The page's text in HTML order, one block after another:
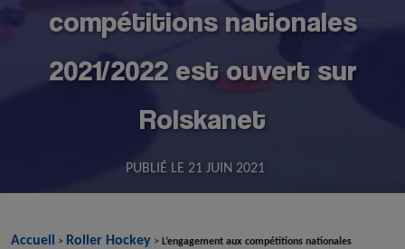
compétitions nationales
2021/2022 est ouvert sur
Rolskanet
PUBLIÉ LE 21 JUIN 2021
Accueil > Roller Hockey > L’engagement aux compétitions nationales